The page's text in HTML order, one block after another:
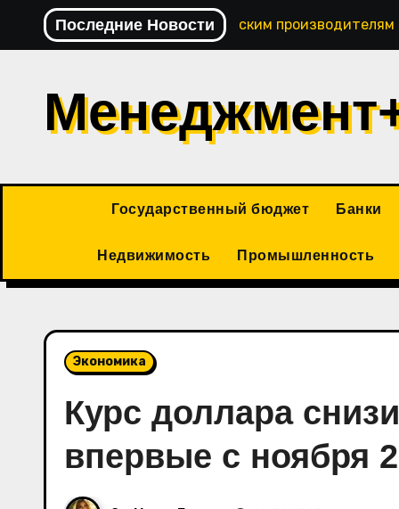
Перейти
Последние Новости
Павел Сумачев: кировским
Государственный бюджет Банки
Недвижимость Промышленность
Экономика
Курс доллара
впервые с ноября